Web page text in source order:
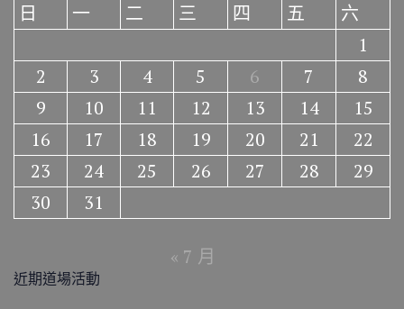
日
一 二 三 四 五
六
1
2
3 4 5 6 7
8
9
10 11 12 13 14
15
16
17 18 19 20 21
22
23
24 25 26 27 28
29
30
31
« 7 月
近期道場活動